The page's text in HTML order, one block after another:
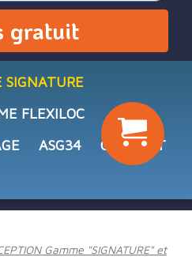
gratuit
SIGNATURE
FLEXILOC
ASG34
CONTACT
Gamme "SIGNATURE" et